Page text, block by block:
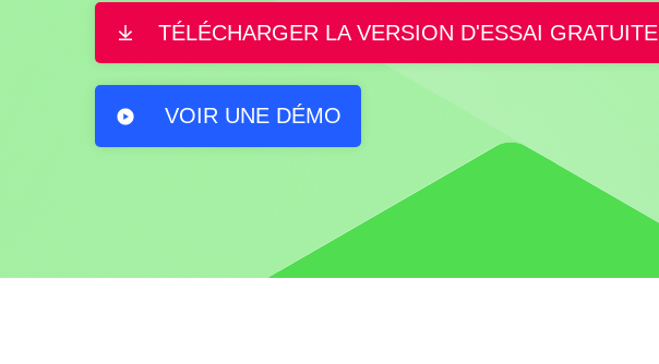
TÉLÉCHARGER LA VERSION D'ESSAI GRATUITE
VOIR UNE DÉMO